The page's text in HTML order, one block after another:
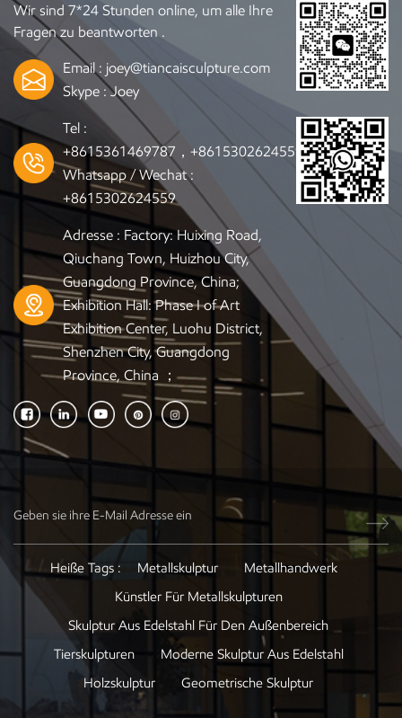
Wir sind 7*24 Stunden online, um alle Ihre
Fragen zu beantworten .
Email : joey@tiancaisculpture.com
Skype :Joey
Tel :
+8615361469787，+8615302624559
Whatsapp / Wechat :
+8615302624559
Adresse : Factory: Huixing Road,
Qiuchang Town, Huizhou City,
Guangdong Province, China;
Exhibition Hall: Phase I of Art
Exhibition Center, Luohu District,
Shenzhen City, Guangdong
Province, China ；
Heiße Tags : Metallskulptur
Metallhandwerk
Künstler Für Metallskulpturen
Skulptur Aus Edelstahl Für Den Außenbereich
Tierskulpturen
Moderne Skulptur Aus Edelstahl
Holzskulptur
Geometrische Skulptur